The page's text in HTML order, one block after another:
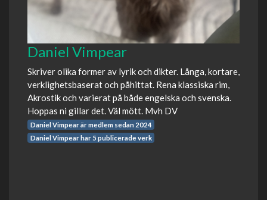
Daniel Vimpear
Skriver olika former av lyrik och dikter. Långa, kortare,
verklighetsbaserat och påhittat. Rena klassiska rim,
Akrostik och varierat på både engelska och svenska.
Hoppas ni gillar det. Väl mött. Mvh DV
Daniel Vimpear är medlem sedan 2024
Daniel Vimpear har 5 publicerade verk